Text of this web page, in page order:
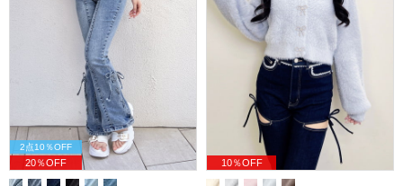
2点10％OFF
20％OFF 10％OFF